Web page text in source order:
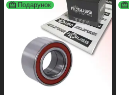
Подарунок